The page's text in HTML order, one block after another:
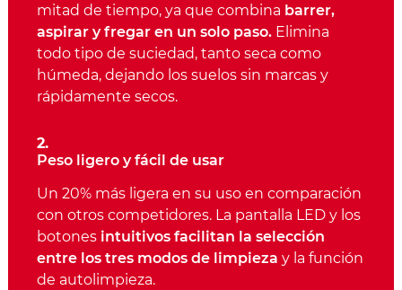
mitad de tiempo, ya que combina barrer,
aspirar y fregar en un solo paso. Elimina
todo tipo de suciedad, tanto seca como
húmeda, dejando los suelos sin marcas y
rápidamente secos.
2.
Peso ligero y fácil de usar
Un 20% más ligera en su uso en comparación
con otros competidores. La pantalla LED y los
botones intuitivos facilitan la selección
entre los tres modos de limpieza y la función
de autolimpieza.